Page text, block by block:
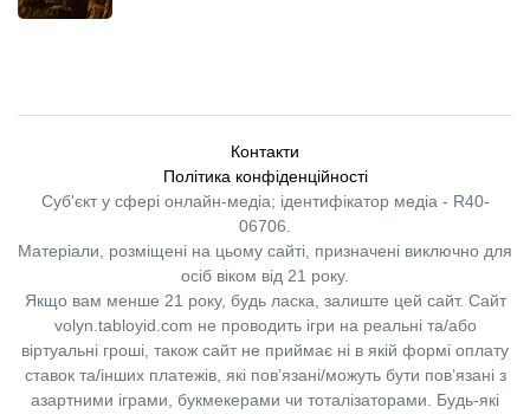
Контакти
Політика конфіденційності
Суб'єкт у сфері онлайн-медіа; ідентифікатор медіа - R40-
06706.
Матеріали, розміщені на цьому сайті, призначені виключно для
осіб віком від 21 року.
Якщо вам менше 21 року, будь ласка, залиште цей сайт. Сайт
volyn.tabloyid.com не проводить ігри на реальні та/або
віртуальні гроші, також сайт не приймає ні в якій формі оплату
ставок та/інших платежів, які пов’язані/можуть бути пов’язані з
азартними іграми, букмекерами чи тоталізаторами. Будь-які